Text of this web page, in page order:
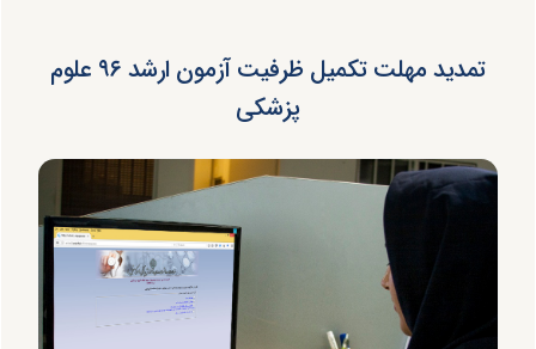
تمدید مهلت تکمیل ظرفیت آزمون ارشد ۹۶ علوم
پزشکی